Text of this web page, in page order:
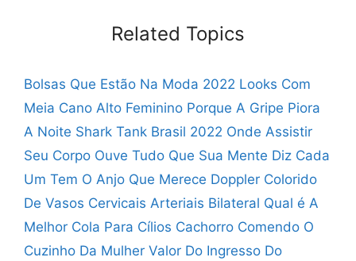
Related Topics
Bolsas Que Estão Na Moda 2022 Looks Com
Meia Cano Alto Feminino Porque A Gripe Piora
A Noite Shark Tank Brasil 2022 Onde Assistir
Seu Corpo Ouve Tudo Que Sua Mente Diz Cada
Um Tem O Anjo Que Merece Doppler Colorido
De Vasos Cervicais Arteriais Bilateral Qual é A
Melhor Cola Para Cílios Cachorro Comendo O
Cuzinho Da Mulher Valor Do Ingresso Do